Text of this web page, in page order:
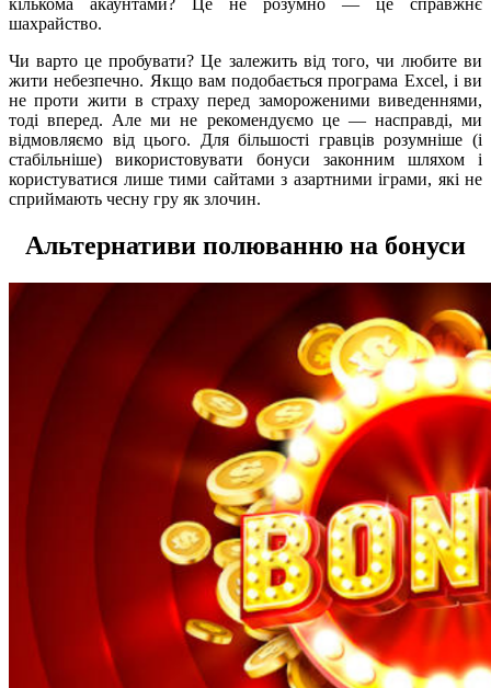
кількома акаунтами? Це не розумно — це справжнє
шахрайство.
Чи варто це пробувати? Це залежить від того, чи любите ви
жити небезпечно. Якщо вам подобається програма Excel, і ви
не проти жити в страху перед замороженими виведеннями,
тоді вперед. Але ми не рекомендуємо це — насправді, ми
відмовляємо від цього. Для більшості гравців розумніше (і
стабільніше) використовувати бонуси законним шляхом і
користуватися лише тими сайтами з азартними іграми, які не
сприймають чесну гру як злочин.
Альтернативи полюванню на бонуси